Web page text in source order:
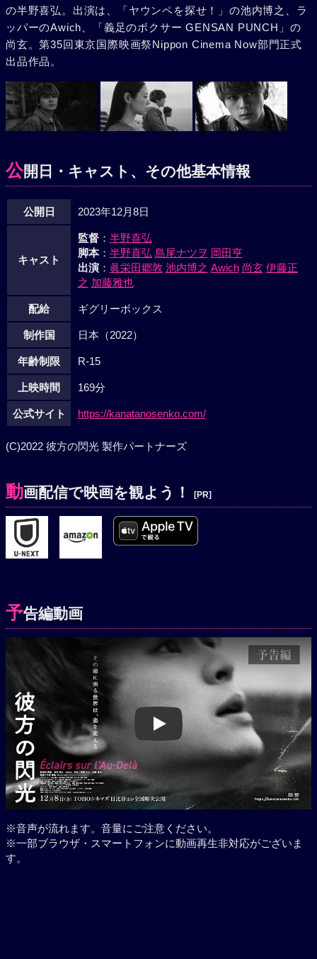
の半野喜弘。出演は、「ヤウンペを探せ！」の池内博之、ラ
ッパーのAwich、「義足のボクサー GENSAN PUNCH」の
尚玄。第35回東京国際映画祭Nippon Cinema Now部門正式
出品作品。
公開日・キャスト、その他基本情報
公開日 2023年12月8日
キャスト
監督： 半野喜弘
脚本： 半野喜弘 島尾ナツヲ 岡田亨
出演： 眞栄田郷敦 池内博之 Awich 尚玄 伊藤正
之 加藤雅也
配給 ギグリーボックス
制作国 日本（2022）
年齢制限 R-15
上映時間 169分
公式サイト https://kanatanosenko.com/
(C)2022 彼方の閃光 製作パートナーズ
動画配信で映画を観よう！ [PR]
予告編動画
Play
※音声が流れます。音量にご注意ください。
※一部ブラウザ・スマートフォンに動画再生非対応がございま
す。